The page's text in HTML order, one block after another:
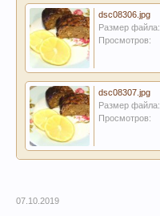
dsc08306.jpg
Размер файла:
Просмотров:
dsc08307.jpg
Размер файла:
Просмотров:
07.10.2019